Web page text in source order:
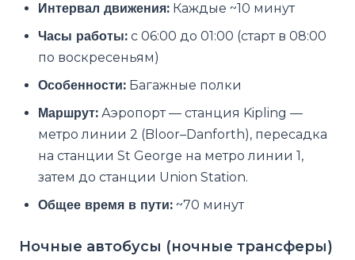
Интервал движения: Каждые ~10 минут
Часы работы: с 06:00 до 01:00 (старт в 08:00
по воскресеньям)
Особенности: Багажные полки
Маршрут: Аэропорт — станция Kipling —
метро линии 2 (Bloor–Danforth), пересадка
на станции St George на метро линии 1,
затем до станции Union Station.
Общее время в пути: ~70 минут
Ночные автобусы (ночные трансферы)